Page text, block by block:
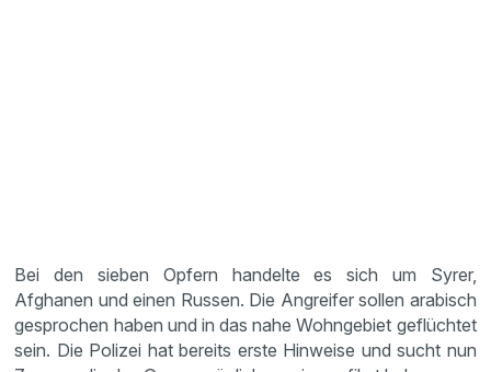
Bei den sieben Opfern handelte es sich um Syrer,
Afghanen und einen Russen. Die Angreifer sollen arabisch
gesprochen haben und in das nahe Wohngebiet geflüchtet
sein. Die Polizei hat bereits erste Hinweise und sucht nun